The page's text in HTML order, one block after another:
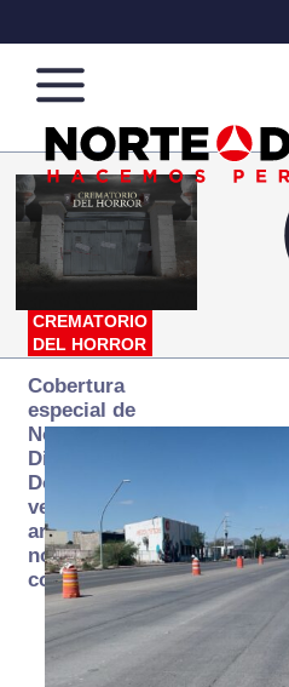
Norte
de
Ciudad
Más
que
noticias,
hacemos periodismo
CREMATORIO
DEL HORROR
Cobertura
especial de
Norte
Digital:
Donde la
verdad
arde… pero
no se
consume